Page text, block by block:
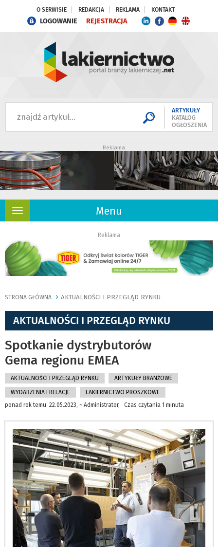
O SERWISIE REDAKCJA REKLAMA KONTAKT
LOGOWANIE REJESTRACJA
ARTYKUŁY
KATALOG
OGŁOSZENIA
Reklama
Menu
Rozwiń
Reklama
STRONA GŁÓWNA AKTUALNOŚCI I PRZEGLĄD RYNKU
AKTUALNOŚCI I PRZEGLĄD RYNKU
Spotkanie dystrybutorów
Gema regionu EMEA
AKTUALNOŚCI I PRZEGLĄD RYNKU ARTYKUŁY BRANŻOWE
WYDARZENIA I RELACJE
LAKIERNICTWO PROSZKOWE
ponad rok temu 22.05.2023, ~ Administrator, Czas czytania 1 minuta